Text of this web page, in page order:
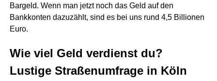
Bargeld. Wenn man jetzt noch das Geld auf den
Bankkonten dazuzählt, sind es bei uns rund 4,5 Billionen
Euro.
Wie viel Geld verdienst du?
Lustige Straßenumfrage in Köln